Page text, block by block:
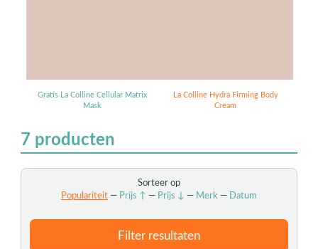
Gratis La Colline Cellular Matrix
Mask
La Colline Hydra Firming Body
Cream
7 producten
Sorteer op
Populariteit— Prijs ↑ — Prijs ↓ — Merk— Datum
Filter resultaten